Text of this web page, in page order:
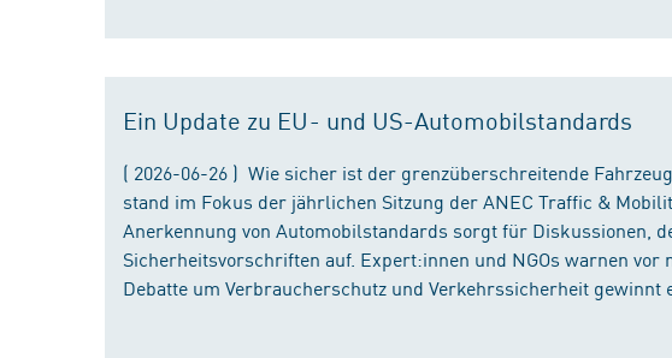
Ein Update zu EU- und US-Automobilstandards
( 2026-06-26 ) Wie sicher ist der grenzüberschreitende
stand im Fokus der jährlichen Sitzung der ANEC Traffic &
Anerkennung von Automobilstandards sorgt für Diskussionen,
Sicherheitsvorschriften auf. Expert:innen und NGOs warnen
Debatte um Verbraucherschutz und Verkehrssicherheit gewinnt